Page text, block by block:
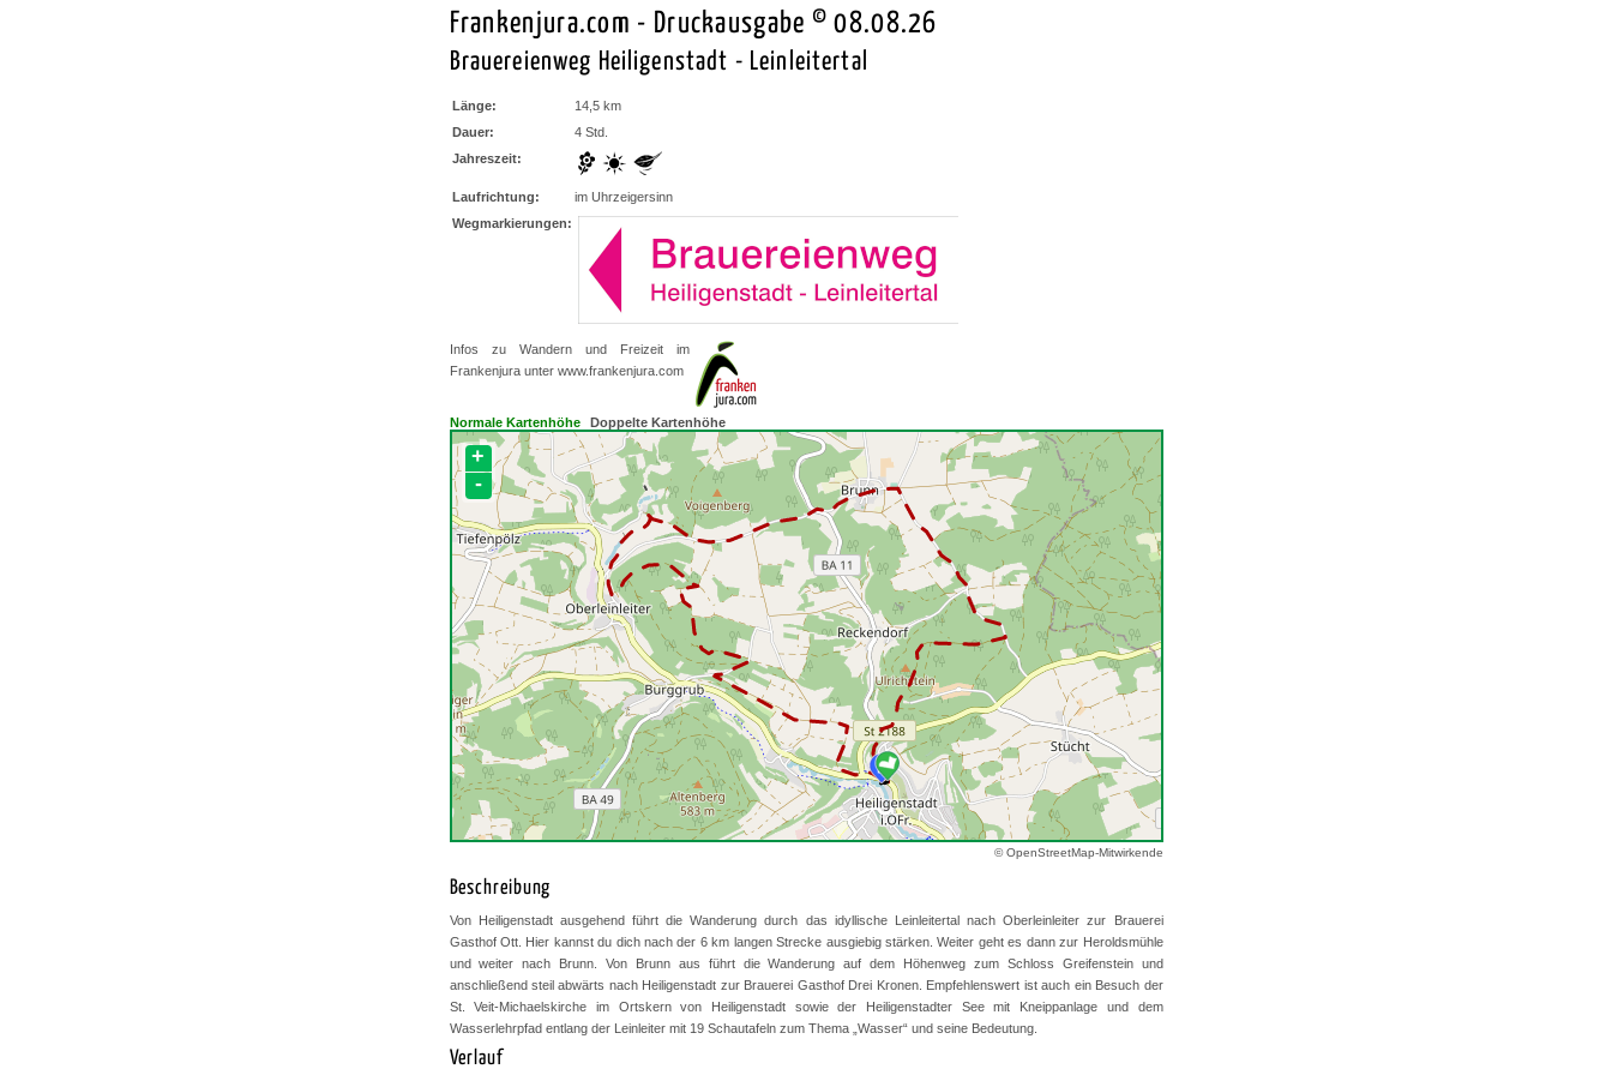
Frankenjura.com - Druckausgabe © 08.08.26
Brauereienweg Heiligenstadt - Leinleitertal
Länge:
14,5 km
Dauer:
4 Std.
Jahreszeit:
Laufrichtung:
im Uhrzeigersinn
Wegmarkierungen:
Infos zu Wandern und Freizeit im
Frankenjura unter www.frankenjura.com
Normale Kartenhöhe Doppelte Kartenhöhe
+
-
© OpenStreetMap-Mitwirkende
Beschreibung
Von Heiligenstadt ausgehend führt die Wanderung durch das idyllische Leinleitertal nach Oberleinleiter zur Brauerei
Gasthof Ott. Hier kannst du dich nach der 6 km langen Strecke ausgiebig stärken. Weiter geht es dann zur Heroldsmühle
und weiter nach Brunn. Von Brunn aus führt die Wanderung auf dem Höhenweg zum Schloss Greifenstein und
anschließend steil abwärts nach Heiligenstadt zur Brauerei Gasthof Drei Kronen. Empfehlenswert ist auch ein Besuch der
St. Veit-Michaelskirche im Ortskern von Heiligenstadt sowie der Heiligenstadter See mit Kneippanlage und dem
Wasserlehrpfad entlang der Leinleiter mit 19 Schautafeln zum Thema „Wasser“ und seine Bedeutung.
Verlauf